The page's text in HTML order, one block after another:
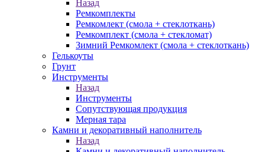
Назад
Ремкомплекты
Ремкомлект (смола + стеклоткань)
Ремкомплект (смола + стекломат)
Зимний Ремкомлект (смола + стеклоткань)
Гелькоуты
Грунт
Инструменты
Назад
Инструменты
Сопутствующая продукция
Мерная тара
Камни и декоративный наполнитель
Назад